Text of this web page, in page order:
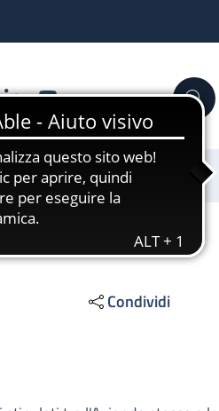
LinkedinYouTube Cerca
Condividi